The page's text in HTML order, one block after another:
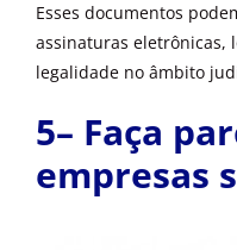
Esses documentos
assinaturas eletrônicas,
legalidade no âmbito
5– Faça
empresas